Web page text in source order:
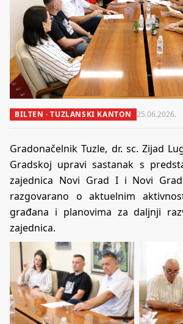
BILTEN · TUZLANSKI KANTON 25.06.2026.
Gradonačelnik Tuzle, dr. sc. Zijad
Gradskoj upravi sastanak s
zajednica Novi Grad I i Novi
razgovarano o aktuelnim
građana i planovima za daljnji
zajednica.